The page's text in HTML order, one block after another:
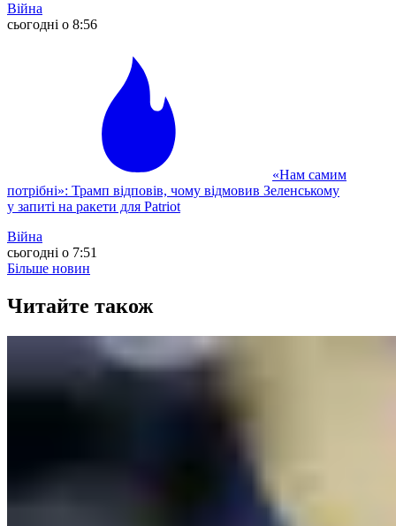
Війна
сьогодні о 8:56
«Нам самим
потрібні»: Трамп відповів, чому відмовив Зеленському
у запиті на ракети для Patriot
Війна
сьогодні о 7:51
Більше новин
Читайте також